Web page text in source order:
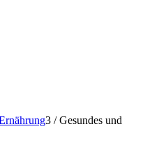
3 / Gesundes und